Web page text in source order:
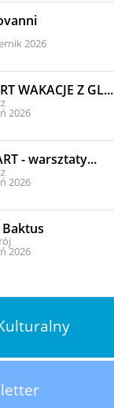
2026
WAKACJE Z GL...
2026
- warsztaty...
2026
2026